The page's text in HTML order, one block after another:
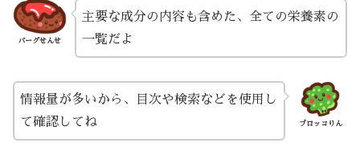
バーグせんせ
主要な成分の内容も含めた、全ての栄養素の
一覧だよ
ブロッコりん
情報量が多いから、目次や検索などを使用し
て確認してね